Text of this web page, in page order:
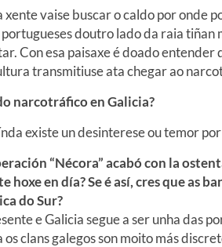
xente vaise buscar o caldo por onde
portugueses doutro lado da raia
Con esa paisaxe é doado
transmitiuse ata chegar ao
narcotráfico en Galicia?
existe un desinterese ou temor
“Nécora” acabó con la
hoxe en día? Se é así, cres que as
do Sur?
e Galicia segue a ser unha das
clans galegos son moito más